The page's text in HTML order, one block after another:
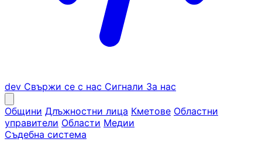
dev Свържи се с нас Сигнали За нас
Общини Длъжностни лица Кметове Областни
управители Области Медии
Съдебна система